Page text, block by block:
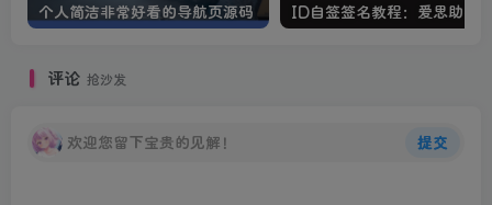
个人简洁非常好看的导航页源码
评论 抢沙发
欢迎您留下宝贵的见解！ 提交